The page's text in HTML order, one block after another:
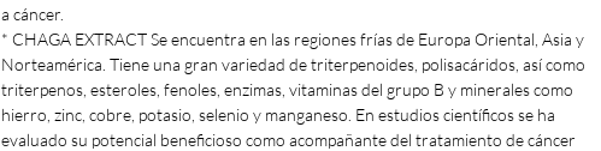
a cáncer.
* CHAGA EXTRACT Se encuentra en las regiones frías de Europa Oriental, Asia y
Norteamérica. Tiene una gran variedad de triterpenoides, polisacáridos, así como
triterpenos, esteroles, fenoles, enzimas, vitaminas del grupo B y minerales como
hierro, zinc, cobre, potasio, selenio y manganeso. En estudios científicos se ha
evaluado su potencial beneficioso como acompañante del tratamiento de cáncer